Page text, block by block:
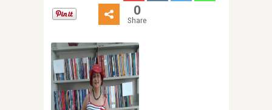
0
Share